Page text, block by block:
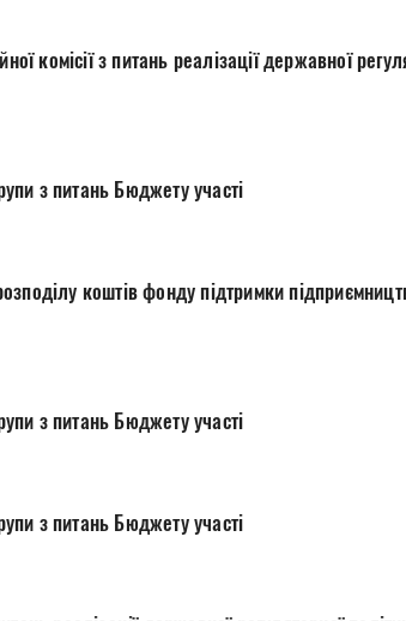
з питань Бюджету участі
коштів фонду підтримки
з питань Бюджету участі
з питань Бюджету участі